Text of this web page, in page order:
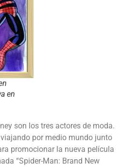
en
son los tres actores de moda.
por medio mundo junto
promocionar la nueva película
“Spider-Man: Brand New